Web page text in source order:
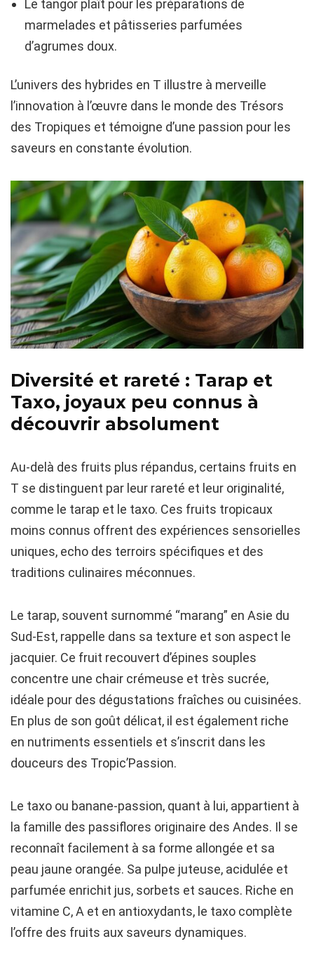
Le tangor plaît pour les préparations de
marmelades et pâtisseries parfumées
d’agrumes doux.
L’univers des hybrides en T illustre à merveille
l’innovation à l’œuvre dans le monde des Trésors
des Tropiques et témoigne d’une passion pour les
saveurs en constante évolution.
Diversité et rareté : Tarap et
Taxo, joyaux peu connus à
découvrir absolument
Au-delà des fruits plus répandus, certains fruits en
T se distinguent par leur rareté et leur originalité,
comme le tarap et le taxo. Ces fruits tropicaux
moins connus offrent des expériences sensorielles
uniques, echo des terroirs spécifiques et des
traditions culinaires méconnues.
Le tarap, souvent surnommé “marang” en Asie du
Sud-Est, rappelle dans sa texture et son aspect le
jacquier. Ce fruit recouvert d’épines souples
concentre une chair crémeuse et très sucrée,
idéale pour des dégustations fraîches ou cuisinées.
En plus de son goût délicat, il est également riche
en nutriments essentiels et s’inscrit dans les
douceurs des Tropic’Passion.
Le taxo ou banane-passion, quant à lui, appartient à
la famille des passiflores originaire des Andes. Il se
reconnaît facilement à sa forme allongée et sa
peau jaune orangée. Sa pulpe juteuse, acidulée et
parfumée enrichit jus, sorbets et sauces. Riche en
vitamine C, A et en antioxydants, le taxo complète
l’offre des fruits aux saveurs dynamiques.